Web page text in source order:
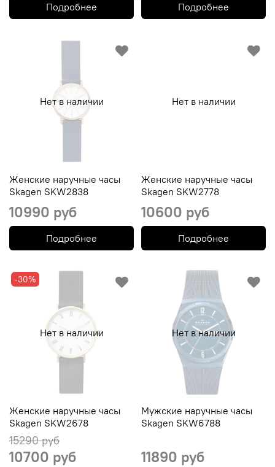
Подробнее Подробнее
Нет в наличии
Женские наручные часы
Skagen SKW2838
10990 руб
Подробнее
Нет в наличии
Женские наручные часы
Skagen SKW2778
10600 руб
Подробнее
Нет в наличии
-30%
Женские наручные часы
Skagen SKW2678
15290 руб
10700 руб
Нет в наличии
Мужские наручные часы
Skagen SKW6788
11890 руб